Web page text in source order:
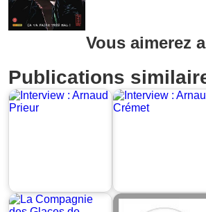
Vous aimerez
Publications